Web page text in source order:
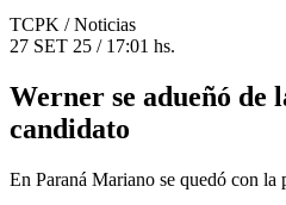
TCPK / Noticias
27 SET 25 / 17:01 hs.
Werner se adueñó de
candidato
En Paraná Mariano se quedó con